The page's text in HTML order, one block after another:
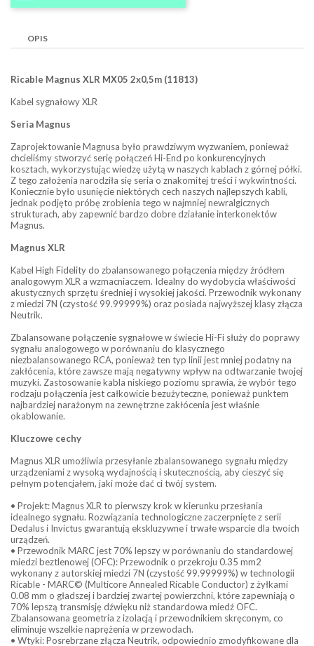
OPIS
Ricable Magnus XLR MX05 2x0,5m (11813)
Kabel sygnałowy XLR
Seria Magnus
Zaprojektowanie Magnusa było prawdziwym wyzwaniem, ponieważ
chcieliśmy stworzyć serię połączeń Hi-End po konkurencyjnych
kosztach, wykorzystując wiedzę użytą w naszych kablach z górnej półki.
Z tego założenia narodziła się seria o znakomitej treści i wykwintności.
Koniecznie było usunięcie niektórych cech naszych najlepszych kabli,
jednak podjęto próbę zrobienia tego w najmniej newralgicznych
strukturach, aby zapewnić bardzo dobre działanie interkonektów
Magnus.
Magnus XLR
Kabel High Fidelity do zbalansowanego połączenia między źródłem
analogowym XLR a wzmacniaczem. Idealny do wydobycia właściwości
akustycznych sprzętu średniej i wysokiej jakości. Przewodnik wykonany
z miedzi 7N (czystość 99.99999%) oraz posiada najwyższej klasy złącza
Neutrik.
Zbalansowane połączenie sygnałowe w świecie Hi-Fi służy do poprawy
sygnału analogowego w porównaniu do klasycznego
niezbalansowanego RCA, ponieważ ten typ linii jest mniej podatny na
zakłócenia, które zawsze mają negatywny wpływ na odtwarzanie twojej
muzyki. Zastosowanie kabla niskiego poziomu sprawia, że wybór tego
rodzaju połączenia jest całkowicie bezużyteczne, ponieważ punktem
najbardziej narażonym na zewnętrzne zakłócenia jest właśnie
okablowanie.
Kluczowe cechy
Magnus XLR umożliwia przesyłanie zbalansowanego sygnału między
urządzeniami z wysoką wydajnością i skutecznością, aby cieszyć się
pełnym potencjałem, jaki może dać ci twój system.
• Projekt: Magnus XLR to pierwszy krok w kierunku przesłania
idealnego sygnału. Rozwiązania technologiczne zaczerpnięte z serii
Dedalus i Invictus gwarantują ekskluzywne i trwałe wsparcie dla twoich
urządzeń.
• Przewodnik MARC jest 70% lepszy w porównaniu do standardowej
miedzi beztlenowej (OFC): Przewodnik o przekroju 0.35 mm2
wykonany z autorskiej miedzi 7N (czystość 99.99999%) w technologii
Ricable - MARC© (Multicore Annealed Ricable Conductor) z żyłkami
0.08 mm o gładszej i bardziej zwartej powierzchni, które zapewniają o
70% lepszą transmisję dźwięku niż standardowa miedź OFC.
Zbalansowana geometria z izolacją i przewodnikiem skręconym, co
eliminuje wszelkie naprężenia w przewodach.
• Wtyki: Posrebrzane złącza Neutrik, odpowiednio zmodyfikowane dla